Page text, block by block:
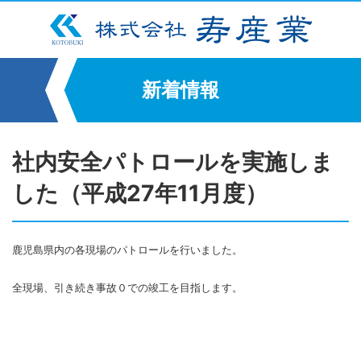
新着情報
社内安全パトロールを実施しま
した（平成27年11月度）
鹿児島県内の各現場のパトロールを行いました。
全現場、引き続き事故０での竣工を目指します。